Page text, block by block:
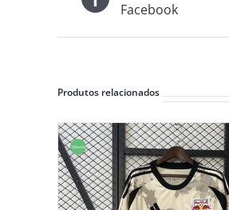
Facebook
Produtos relacionados
Oferta!